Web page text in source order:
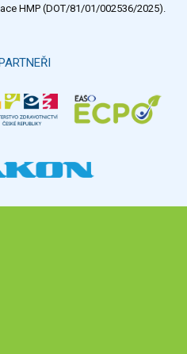
HMP (DOT/81/01/002536/2025).